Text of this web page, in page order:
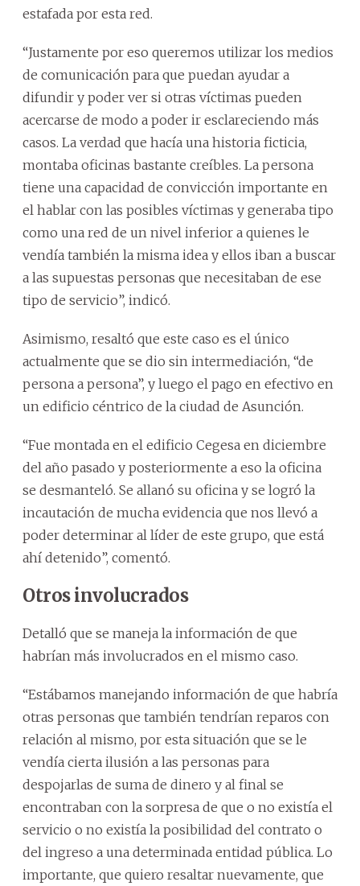
estafada por esta red.
“Justamente por eso queremos utilizar los medios
de comunicación para que puedan ayudar a
difundir y poder ver si otras víctimas pueden
acercarse de modo a poder ir esclareciendo más
casos. La verdad que hacía una historia ficticia,
montaba oficinas bastante creíbles. La persona
tiene una capacidad de convicción importante en
el hablar con las posibles víctimas y generaba tipo
como una red de un nivel inferior a quienes le
vendía también la misma idea y ellos iban a buscar
a las supuestas personas que necesitaban de ese
tipo de servicio”, indicó.
Asimismo, resaltó que este caso es el único
actualmente que se dio sin intermediación, “de
persona a persona”, y luego el pago en efectivo en
un edificio céntrico de la ciudad de Asunción.
“Fue montada en el edificio Cegesa en diciembre
del año pasado y posteriormente a eso la oficina
se desmanteló. Se allanó su oficina y se logró la
incautación de mucha evidencia que nos llevó a
poder determinar al líder de este grupo, que está
ahí detenido”, comentó.
Otros involucrados
Detalló que se maneja la información de que
habrían más involucrados en el mismo caso.
“Estábamos manejando información de que habría
otras personas que también tendrían reparos con
relación al mismo, por esta situación que se le
vendía cierta ilusión a las personas para
despojarlas de suma de dinero y al final se
encontraban con la sorpresa de que o no existía el
servicio o no existía la posibilidad del contrato o
del ingreso a una determinada entidad pública. Lo
importante, que quiero resaltar nuevamente, que